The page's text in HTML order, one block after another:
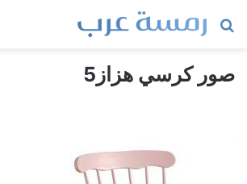
بحث
صور كرسي هزاز5